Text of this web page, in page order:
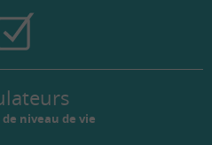
niveau de vie